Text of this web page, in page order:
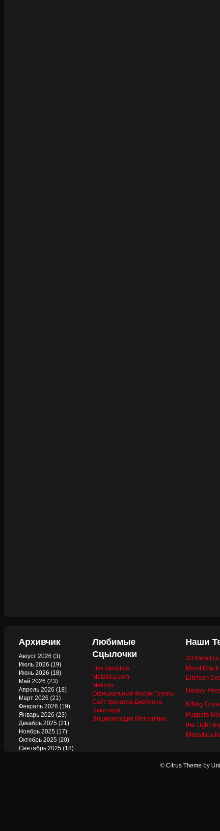
Архивчик
Август 2026 (3)
Июль 2026 (19)
Июнь 2026 (18)
Май 2026 (23)
Апрель 2026 (18)
Март 2026 (21)
Февраль 2026 (19)
Январь 2026 (23)
Декабрь 2025 (21)
Ноябрь 2025 (17)
Октябрь 2025 (20)
Сентябрь 2025 (18)
Любимые
Сцылочки
Live Metallica
Metallica.com
Metclub
Официальный Форум Группы
Сайт фанатов Джейсона
Ньюстеда
Энциклопедия Металлики
Наши
3D
Metal
Ellefson
Heavy
Killing
Puppets
the
Metallica
© Citrus Theme by